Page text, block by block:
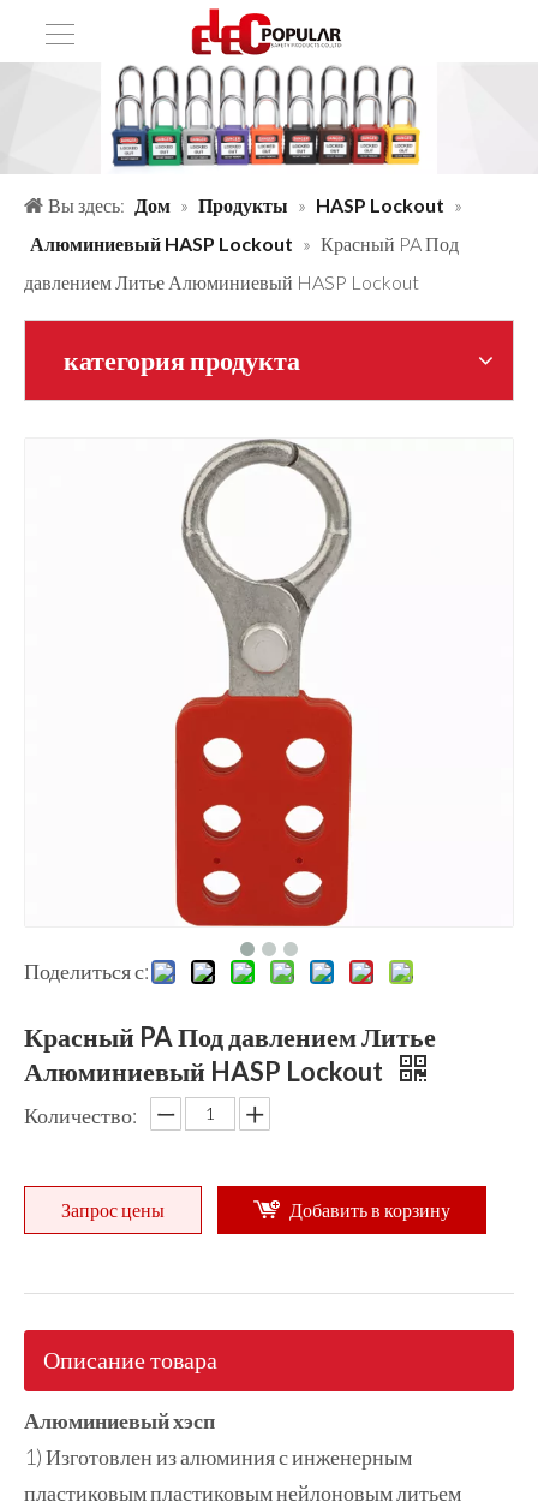
Вы здесь: Дом » Продукты » HASP Lockout »
Алюминиевый HASP Lockout » Красный PA Под
давлением Литье Алюминиевый HASP Lockout
категория продукта
Поделиться с:
Красный PA Под давлением Литье
Алюминиевый HASP Lockout
Количество:
Запрос цены Добавить в корзину
Описание товара
Алюминиевый хэсп
1) Изготовлен из алюминия с инженерным
пластиковым пластиковым нейлоновым литьем